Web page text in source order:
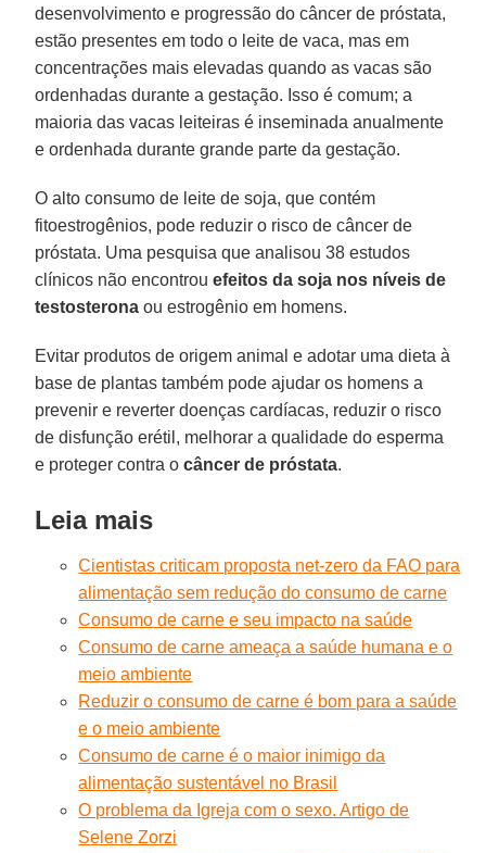
desenvolvimento e progressão do câncer de próstata,
estão presentes em todo o leite de vaca, mas em
concentrações mais elevadas quando as vacas são
ordenhadas durante a gestação. Isso é comum; a
maioria das vacas leiteiras é inseminada anualmente
e ordenhada durante grande parte da gestação.
O alto consumo de leite de soja, que contém
fitoestrogênios, pode reduzir o risco de câncer de
próstata. Uma pesquisa que analisou 38 estudos
clínicos não encontrouefeitos da soja nos níveis de
testosterona ou estrogênio em homens.
Evitar produtos de origem animal e adotar uma dieta à
base de plantas também pode ajudar os homens a
prevenir e reverter doenças cardíacas, reduzir o risco
de disfunção erétil, melhorar a qualidade do esperma
e proteger contra ocâncer de próstata.
Leia mais
Cientistas criticam proposta net-zero da FAO para
alimentação sem redução do consumo de carne
Consumo de carne e seu impacto na saúde
Consumo de carne ameaça a saúde humana e o
meio ambiente
Reduzir o consumo de carne é bom para a saúde
e o meio ambiente
Consumo de carne é o maior inimigo da
alimentação sustentável no Brasil
O problema da Igreja com o sexo. Artigo de
Selene Zorzi